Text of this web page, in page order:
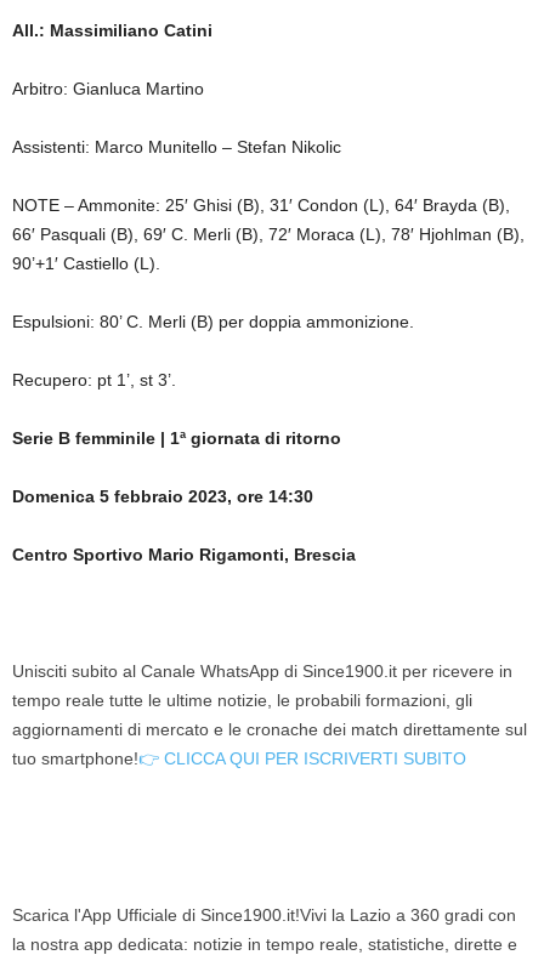
All.: Massimiliano Catini
Arbitro: Gianluca Martino
Assistenti: Marco Munitello – Stefan Nikolic
NOTE – Ammonite: 25′ Ghisi (B), 31′ Condon (L), 64′ Brayda (B),
66′ Pasquali (B), 69′ C. Merli (B), 72′ Moraca (L), 78′ Hjohlman (B),
90’+1′ Castiello (L).
Espulsioni: 80’ C. Merli (B) per doppia ammonizione.
Recupero: pt 1’, st 3’.
Serie B femminile | 1ª giornata di ritorno
Domenica 5 febbraio 2023, ore 14:30
Centro Sportivo Mario Rigamonti, Brescia
Unisciti subito al Canale WhatsApp di Since1900.it per ricevere in
tempo reale tutte le ultime notizie, le probabili formazioni, gli
aggiornamenti di mercato e le cronache dei match direttamente sul
tuo smartphone!👉 CLICCA QUI PER ISCRIVERTI SUBITO
Scarica l'App Ufficiale di Since1900.it!Vivi la Lazio a 360 gradi con
la nostra app dedicata: notizie in tempo reale, statistiche, dirette e